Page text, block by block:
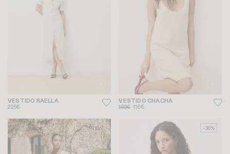
VESTIDO RAELLA
225€
VESTIDO CHACHA
165€ 116€
NEW -30%